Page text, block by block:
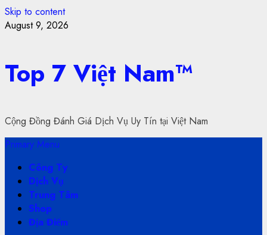
Skip to content
August 9, 2026
Top 7 Việt Nam™
Cộng Đồng Đánh Giá Dịch Vụ Uy Tín tại Việt Nam
Primary Menu
Công Ty
Dịch Vụ
Trung Tâm
Shop
Địa Điểm